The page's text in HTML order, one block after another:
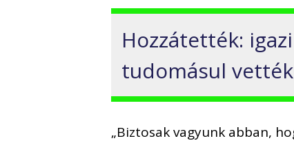
Hozzátették:
tudomásul
„Biztosak vagyunk abban,